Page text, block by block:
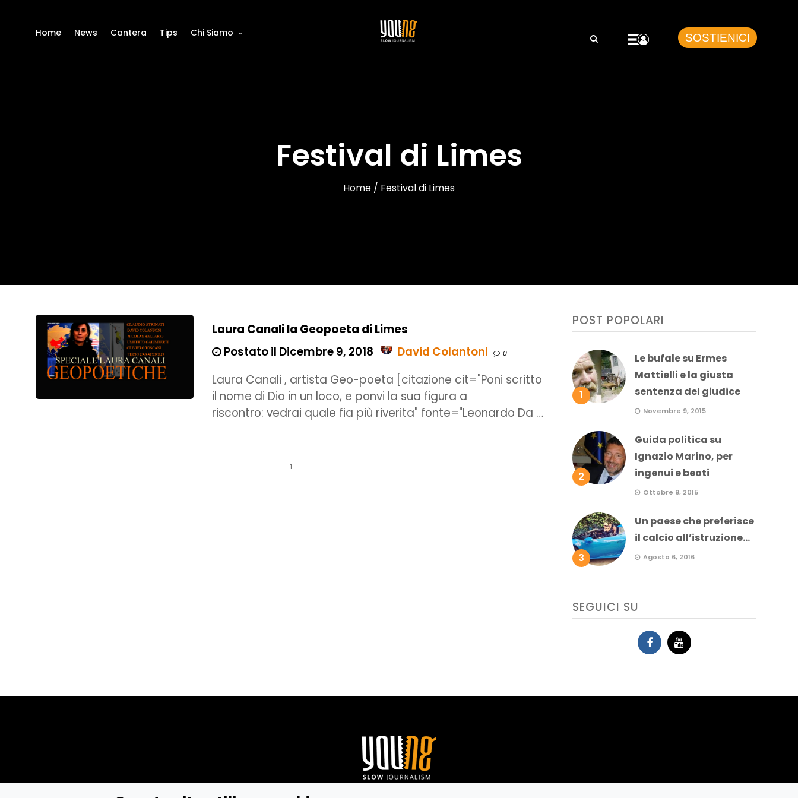
Home News Cantera Tips Chi Siamo SOSTIENICI
Festival di Limes
Home / Festival di Limes
Laura Canali la Geopoeta di Limes
Postato il Dicembre 9, 2018
David Colantoni 0
Laura Canali , artista Geo-poeta [citazione cit="Poni scritto
il nome di Dio in un loco, e ponvi la sua figura a
riscontro: vedrai quale fia più riverita" fonte="Leonardo Da …
1
POST POPOLARI
1
Le bufale su Ermes
Mattielli e la giusta
sentenza del giudice
Novembre 9, 2015
2
Guida politica su
Ignazio Marino, per
ingenui e beoti
Ottobre 9, 2015
3
Un paese che preferisce
il calcio all’istruzione...
Agosto 6, 2016
SEGUICI SU